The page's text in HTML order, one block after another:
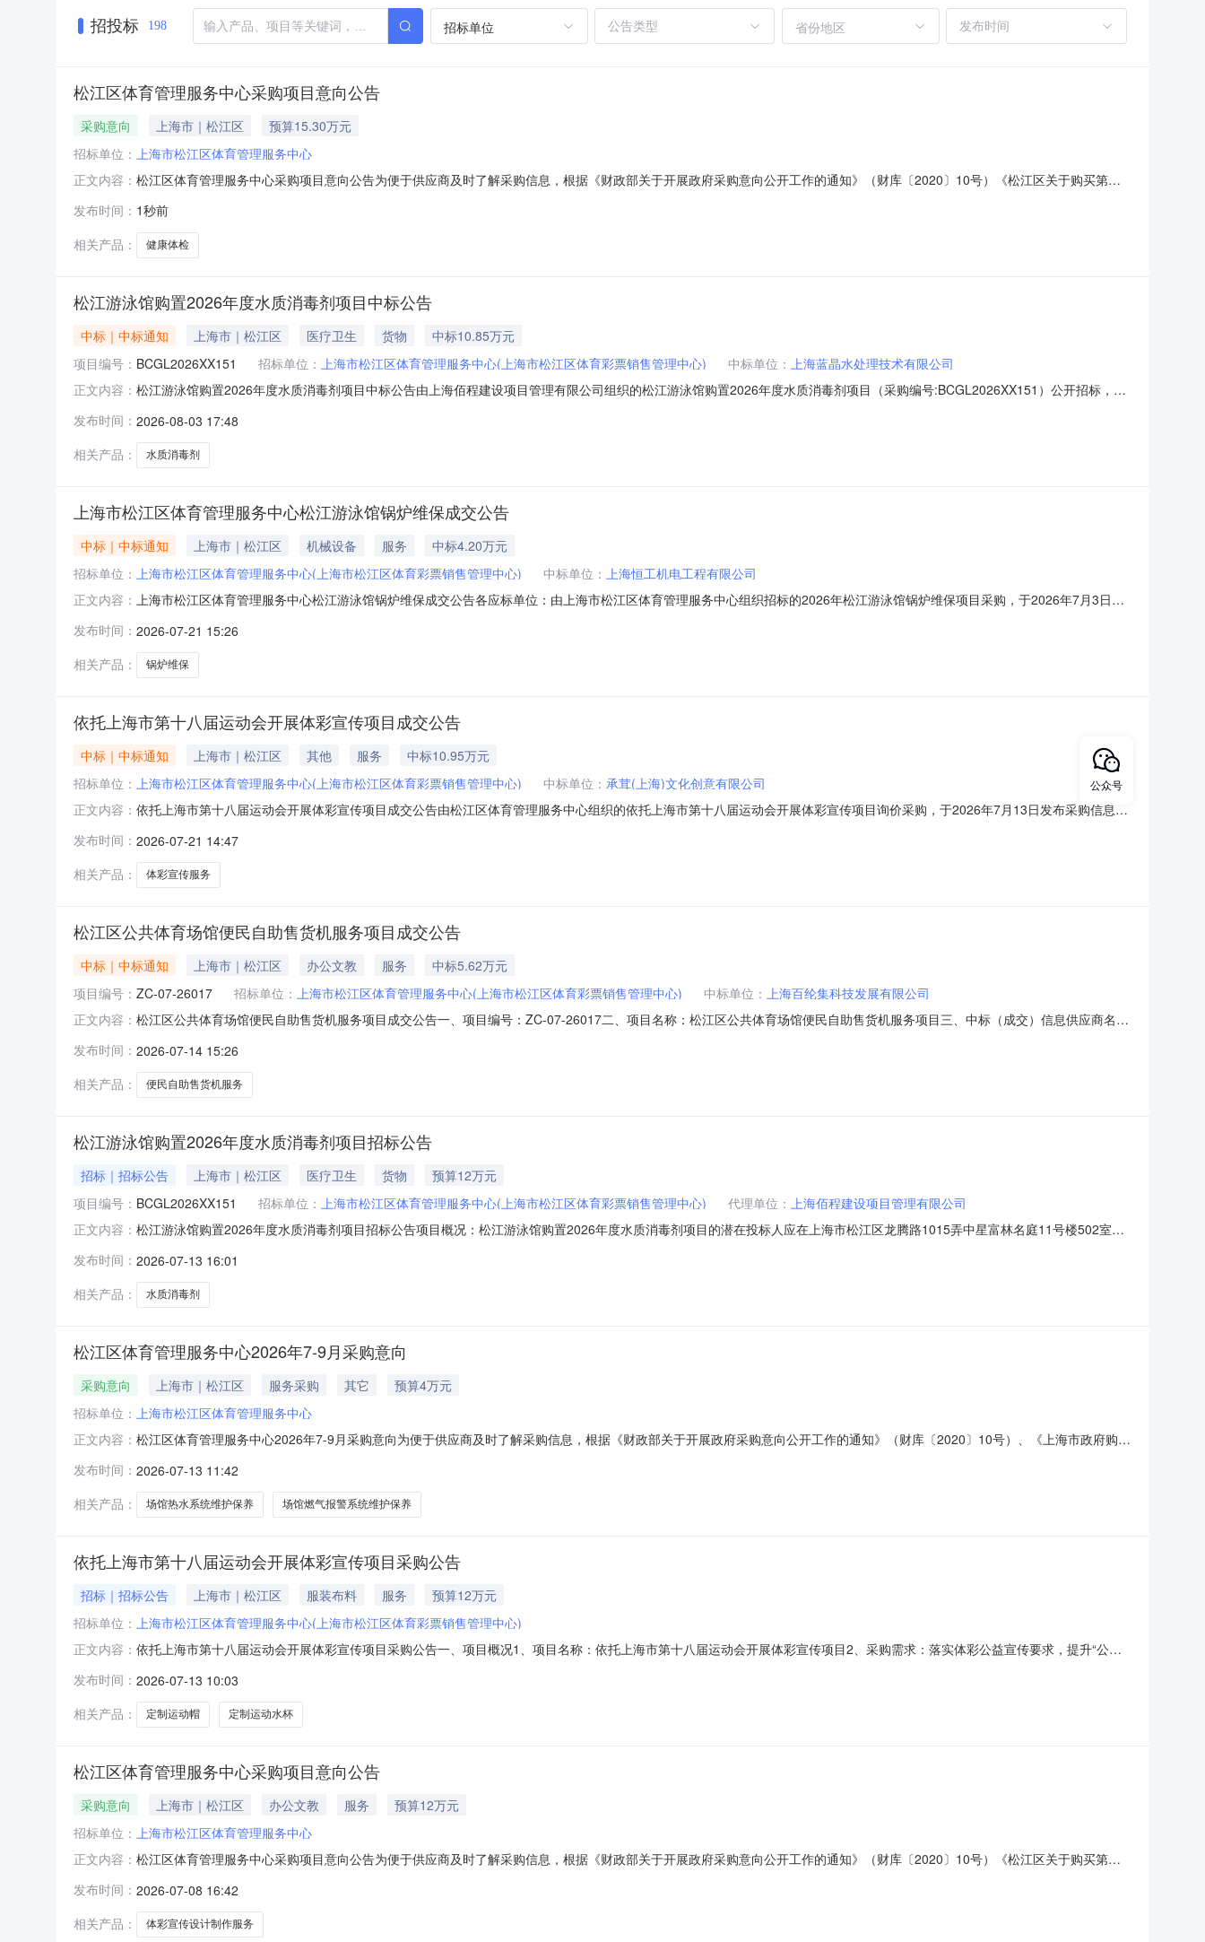
招投标 198 招标单位 省份地区
松江区体育管理服务中心采购项目意向公告
采购意向 上海市｜松江区
预算15.30万元
招标单位： 上海市松江区体育管理服务中心
正文内容： 松江区体育管理服务中心采购项目意向公告为便于供应商及时了解采购信息，根据《财政部关于开展政府采购意向公开工作的通知》（财库〔2020〕10号）《松江区关于购买第三
（填写到月）备注1体彩一线销售人员健康体检项目体彩一线销售人员健康体检153000元2026年8月本次公开的采购意向为本单位采购工作的初步安排，具体采购项目情况以相关采
购公告和采购文件为准。附件
发布时间： 1秒前
相关产品：
健康体检
松江游泳馆购置2026年度水质消毒剂项目中标公告
中标｜中标通知 上海市｜松江区 医疗卫生 货物
中标10.85万元
项目编号： BCGL2026XX151 招标单位： 上海市松江区体育管理服务中心(上海市松江区体育彩票销售管理中心) 中标单位： 上海蓝晶水处理技术有限公司
正文内容： 松江游泳馆购置2026年度水质消毒剂项目中标公告由上海佰程建设项目管理有限公司组织的松江游泳馆购置2026年度水质消毒剂项目（采购编号:BCGL2026XX151）公开招标，于
处理技术有限公司，中标供应商地址：上海市嘉定区马陆镇丰兆路188号，中标金额：108480元三、主要中标标的的名称、规格型号、数量、单价、服务要求：标的名称：松江游泳
馆购
发布时间： 2026-08-03 17:48
相关产品：
水质消毒剂
上海市松江区体育管理服务中心松江游泳馆锅炉维保成交公告
中标｜中标通知 上海市｜松江区 机械设备 服务
中标4.20万元
招标单位： 上海市松江区体育管理服务中心(上海市松江区体育彩票销售管理中心) 中标单位： 上海恒工机电工程有限公司
正文内容： 上海市松江区体育管理服务中心松江游泳馆锅炉维保成交公告各应标单位：由上海市松江区体育管理服务中心组织招标的2026年松江游泳馆锅炉维保项目采购，于2026年7月3日在
上海恒工机电工程有限公司；中标供应商地址：上海市松江区九峰路88号1301室；中标金额：42000元整（肆万贰仟圆整）如对评标结果有异议，请于本评标结果公布之日起7个工
作日内以书面形式
发布时间： 2026-07-21 15:26
相关产品：
锅炉维保
依托上海市第十八届运动会开展体彩宣传项目成交公告
中标｜中标通知 上海市｜松江区 其他 服务
中标10.95万元
招标单位： 上海市松江区体育管理服务中心(上海市松江区体育彩票销售管理中心) 中标单位： 承茸(上海)文化创意有限公司
正文内容： 依托上海市第十八届运动会开展体彩宣传项目成交公告由松江区体育管理服务中心组织的依托上海市第十八届运动会开展体彩宣传项目询价采购，于2026年7月13日发布采购信息，
商地址：上海市松江区泖港镇中厍路165号成交金额：109500元三、主要成交标的的名称、规格型号、数量、单价、服务要求：标的名称：依托上海市第十八届运动会开展体彩宣传
项目，详见采购文件及
发布时间： 2026-07-21 14:47
相关产品：
体彩宣传服务
松江区公共体育场馆便民自助售货机服务项目成交公告
中标｜中标通知 上海市｜松江区 办公文教 服务
中标5.62万元
项目编号： ZC-07-26017 招标单位： 上海市松江区体育管理服务中心(上海市松江区体育彩票销售管理中心) 中标单位： 上海百纶集科技发展有限公司
正文内容： 松江区公共体育场馆便民自助售货机服务项目成交公告一、项目编号：ZC-07-26017二、项目名称：松江区公共体育场馆便民自助售货机服务项目三、中标（成交）信息供应商名
售货机服务项目2.服务范围及要求：本项目采购内容为便民自助售货机服务。具体项目内容及所应达到的具体要求，以采购需求中的相应规定为准。3.服务时间：本项目一招三年
（一次采购三年享用，分
发布时间： 2026-07-14 15:26
相关产品：
便民自助售货机服务
松江游泳馆购置2026年度水质消毒剂项目招标公告
招标｜招标公告 上海市｜松江区 医疗卫生 货物
预算12万元
项目编号： BCGL2026XX151 招标单位： 上海市松江区体育管理服务中心(上海市松江区体育彩票销售管理中心) 代理单位： 上海佰程建设项目管理有限公司
正文内容： 松江游泳馆购置2026年度水质消毒剂项目招标公告项目概况：松江游泳馆购置2026年度水质消毒剂项目的潜在投标人应在上海市松江区龙腾路1015弄中星富林名庭11号楼502室获
金额：12万元最高限价：12万元，超过最高限价的做无效投标处理。招标需求：松江游泳馆购置2026年度水质消毒剂项目，具体内容详见招标需求。交货期：收到招标人通知后3个
工作
发布时间： 2026-07-13 16:01
相关产品：
水质消毒剂
松江区体育管理服务中心2026年7-9月采购意向
采购意向 上海市｜松江区 服务采购 其它
预算4万元
招标单位： 上海市松江区体育管理服务中心
正文内容： 松江区体育管理服务中心2026年7-9月采购意向为便于供应商及时了解采购信息，根据《财政部关于开展政府采购意向公开工作的通知》（财库〔2020〕10号）、《上海市政府购买
7-9月采购意向公开如下：序号采购项目名称采购需求概况预算金额（万元）预计采购时间（填写到月）备注1场馆热水系统场馆热水系统全年的维护保养52026.92场馆燃气报警系
统场馆的燃气
发布时间： 2026-07-13 11:42
相关产品：
场馆热水系统维护保养 场馆燃气报警系统维护保养
依托上海市第十八届运动会开展体彩宣传项目采购公告
招标｜招标公告 上海市｜松江区 服装布料 服务
预算12万元
招标单位： 上海市松江区体育管理服务中心(上海市松江区体育彩票销售管理中心)
正文内容： 依托上海市第十八届运动会开展体彩宣传项目采购公告一、项目概况1、项目名称：依托上海市第十八届运动会开展体彩宣传项目2、采购需求：落实体彩公益宣传要求，提升“公益
同约定之日起至8月二、申请人的资格要求1、符合《中华人民共和国政府采购法》第二十二条规定的供应商。在工商、民政部门登记注册的公司、民非企业、事业单位、社会团体等
具有独立承担民事责任能力的组织（注：单
发布时间： 2026-07-13 10:03
相关产品：
定制运动帽 定制运动水杯
松江区体育管理服务中心采购项目意向公告
采购意向 上海市｜松江区 办公文教 服务
预算12万元
招标单位： 上海市松江区体育管理服务中心
正文内容： 松江区体育管理服务中心采购项目意向公告为便于供应商及时了解采购信息，根据《财政部关于开展政府采购意向公开工作的通知》（财库〔2020〕10号）《松江区关于购买第三
（填写到月）备注1依托上海市第十八届运动会开展体彩宣传项目本项目主要为依托上海市第十八届运动会开展体彩宣传提供设计制作服务12万元2026年7月本次公开的采购意向为
本单位采购工作的初步安排，具体
发布时间： 2026-07-08 16:42
相关产品：
体彩宣传设计制作服务
公众号